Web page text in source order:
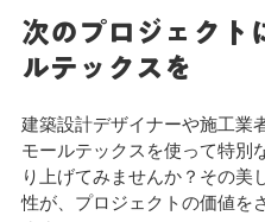
次のプロジェクト
ルテックスを
建築設計デザイナーや施工業
モールテックスを使って特別
り上げてみませんか？その美
性が、プロジェクトの価値を